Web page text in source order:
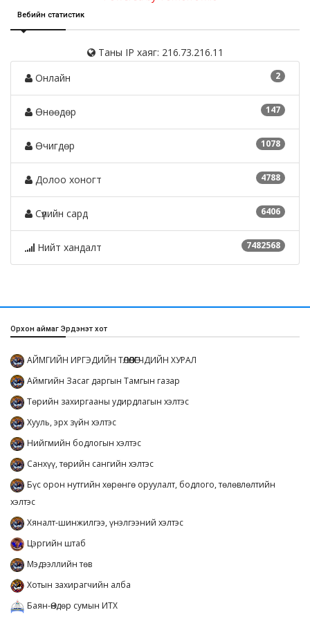
Вебийн статистик
Таны IP хаяг: 216.73.216.11
2
Онлайн
147
Өнөөдөр
1078
Өчигдөр
4788
Долоо хоногт
6406
Сүүлийн сард
7482568
Нийт хандалт
Орхон аймаг Эрдэнэт хот
АЙМГИЙН ИРГЭДИЙН ТӨЛӨӨЛӨГЧДИЙН ХУРАЛ
Аймгийн Засаг даргын Тамгын газар
Төрийн захиргааны удирдлагын хэлтэс
Хууль, эрх зүйн хэлтэс
Нийгмийн бодлогын хэлтэс
Санхүү, төрийн сангийн хэлтэс
Бүс орон нутгийн хөрөнгө оруулалт, бодлого, төлөвлөлтийн
хэлтэс
Хяналт-шинжилгээ, үнэлгээний хэлтэс
Цэргийн штаб
Мэдээллийн төв
Хотын захирагчийн алба
Баян-Өндөр сумын ИТХ